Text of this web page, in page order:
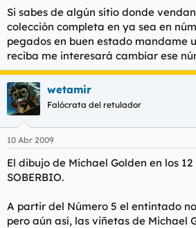
Si sabes de algún sitio donde
colección completa en ya sea en
pegados en buen estado mandame
reciba me interesará cambiar ese
wetamir
Falócrata del retulador
10 Abr 2009
El dibujo de Michael Golden en los
SOBERBIO.
A partir del Número 5 el entintado
pero aún así, las viñetas de Michael